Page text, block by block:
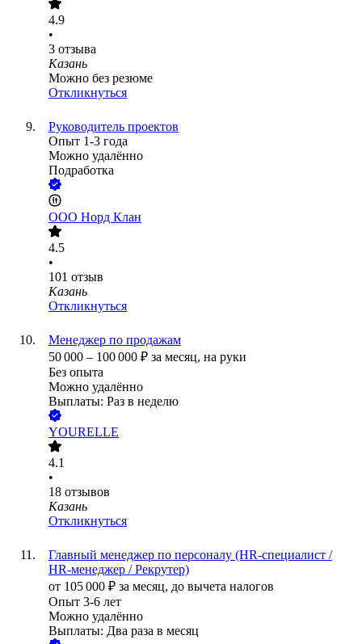
4.9
•
3 отзыва
Казань
Можно без резюме
Откликнуться
Руководитель проектов
Опыт 1-3 года
Можно удалённо
Подработка
ООО Норд Клан
4.5
•
101 отзыв
Казань
Откликнуться
Менеджер по продажам
50 000 – 100 000 ₽ за месяц, на руки
Без опыта
Можно удалённо
Выплаты: Раз в неделю
YOURELLE
4.1
•
18 отзывов
Казань
Откликнуться
Главный менеджер по персоналу (HR-специалист /
HR-менеджер / Рекрутер)
от 105 000 ₽ за месяц, до вычета налогов
Опыт 3-6 лет
Можно удалённо
Выплаты: Два раза в месяц